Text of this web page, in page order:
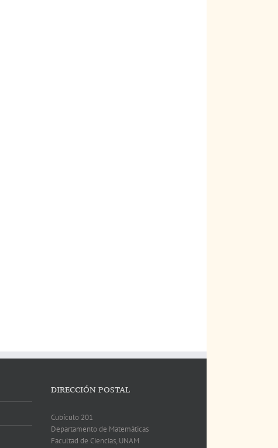
DIRECCIÓN POSTAL
Cubículo 201
Departamento de Matemáticas
Facultad de Ciencias, UNAM